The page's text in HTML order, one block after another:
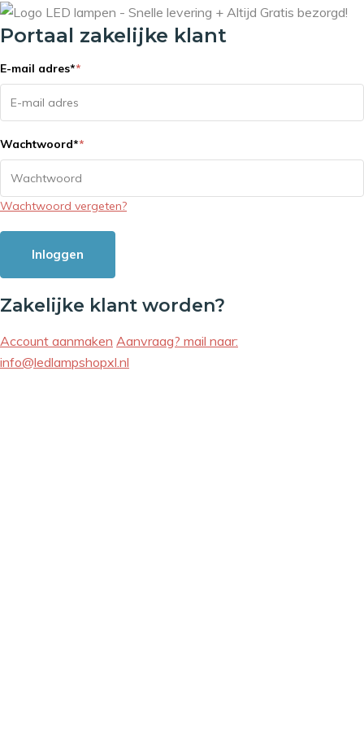
Portaal zakelijke klant
E-mail adres**
Wachtwoord**
Wachtwoord vergeten?
Inloggen
Zakelijke klant worden?
Account aanmaken Aanvraag? mail naar:
info@ledlampshopxl.nl